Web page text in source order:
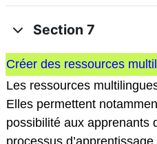
Section 7
Créer des ressources
Les ressources
Elles permettent
possibilité aux apprenants